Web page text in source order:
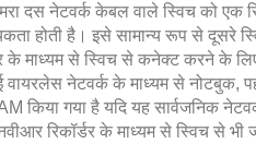
दस नेटवर्क केबल वाले स्विच को
होती है। इसे सामान्य रूप से दूसरे
के माध्यम से स्विच से कनेक्ट करने के
वायरलेस नेटवर्क के माध्यम से नोटबुक,
किया गया है यदि यह सार्वजनिक
रिकॉर्डर के माध्यम से स्विच से भी